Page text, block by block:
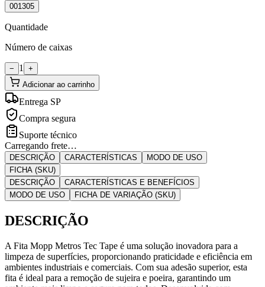
001305
Quantidade
Número de caixas
− 1
+
Adicionar ao carrinho
Entrega SP
Compra segura
Suporte técnico
Carregando frete…
DESCRIÇÃO CARACTERÍSTICAS
MODO DE USO
FICHA (SKU)
DESCRIÇÃO
CARACTERÍSTICAS E BENEFÍCIOS
MODO DE USO
FICHA DE VARIAÇÃO (SKU)
DESCRIÇÃO
A Fita Mopp Metros Tec Tape é uma solução inovadora para a
limpeza de superfícies, proporcionando praticidade e eficiência em
ambientes industriais e comerciais. Com sua adesão superior, esta
fita é ideal para a remoção de sujeira e poeira, garantindo um